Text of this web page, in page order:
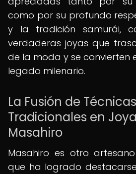
como por su profundo
y la tradición samurái,
verdaderas joyas que
de la moda y se convierten
legado milenario.
La Fusión de
Tradicionales en
Masahiro
Masahiro es otro
que ha logrado